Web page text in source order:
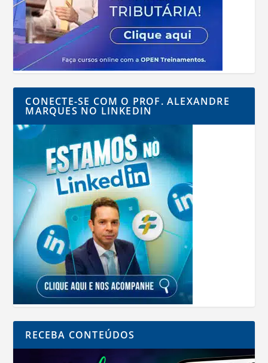
CONECTE-SE COM O PROF. ALEXANDRE
MARQUES NO LINKEDIN
RECEBA CONTEÚDOS